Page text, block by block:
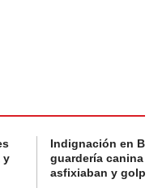
y
Indignación en
guardería canina
asfixiaban y